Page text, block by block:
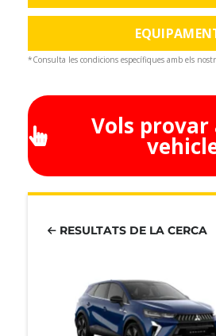
*Consulta les condicions específiques amb els
Vols provar
RESULTATS DE LA CERCA